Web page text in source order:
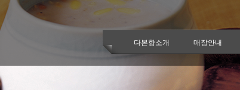
다본향소개 매장안내